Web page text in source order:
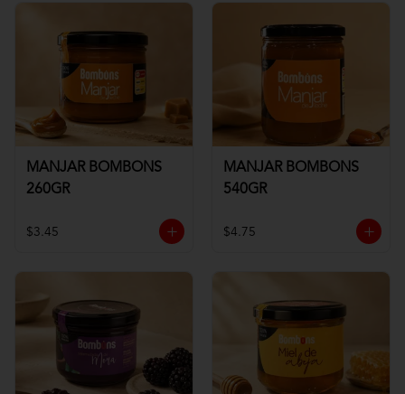
MANJAR BOMBONS
260GR
$3.45
MANJAR BOMBONS
540GR
$4.75